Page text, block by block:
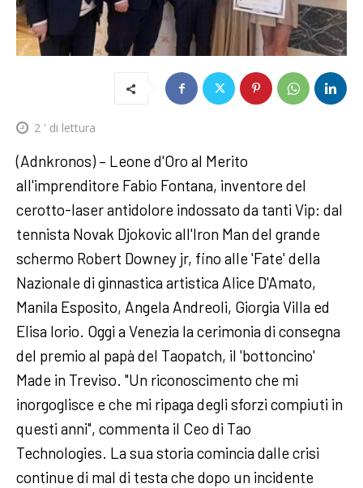
2 ' di lettura
(Adnkronos) – Leone d'Oro al Merito
all'imprenditore Fabio Fontana, inventore del
cerotto-laser antidolore indossato da tanti Vip: dal
tennista Novak Djokovic all'Iron Man del grande
schermo Robert Downey jr, fino alle 'Fate' della
Nazionale di ginnastica artistica Alice D'Amato,
Manila Esposito, Angela Andreoli, Giorgia Villa ed
Elisa Iorio. Oggi a Venezia la cerimonia di consegna
del premio al papà del Taopatch, il 'bottoncino'
Made in Treviso. "Un riconoscimento che mi
inorgoglisce e che mi ripaga degli sforzi compiuti in
questi anni", commenta il Ceo di Tao
Technologies. La sua storia comincia dalle crisi
continue di mal di testa che dopo un incidente